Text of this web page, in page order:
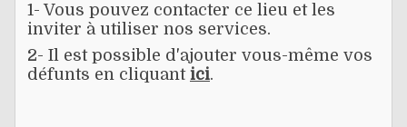
1- Vous pouvez contacter ce lieu et les
inviter à utiliser nos services.
2- Il est possible d'ajouter vous-même vos
défunts en cliquant ici.